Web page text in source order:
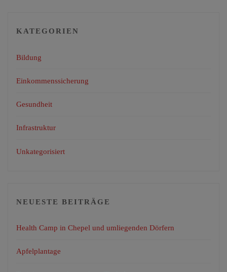
KATEGORIEN
Bildung
Einkommenssicherung
Gesundheit
Infrastruktur
Unkategorisiert
NEUESTE BEITRÄGE
Health Camp in Chepel und umliegenden Dörfern
Apfelplantage